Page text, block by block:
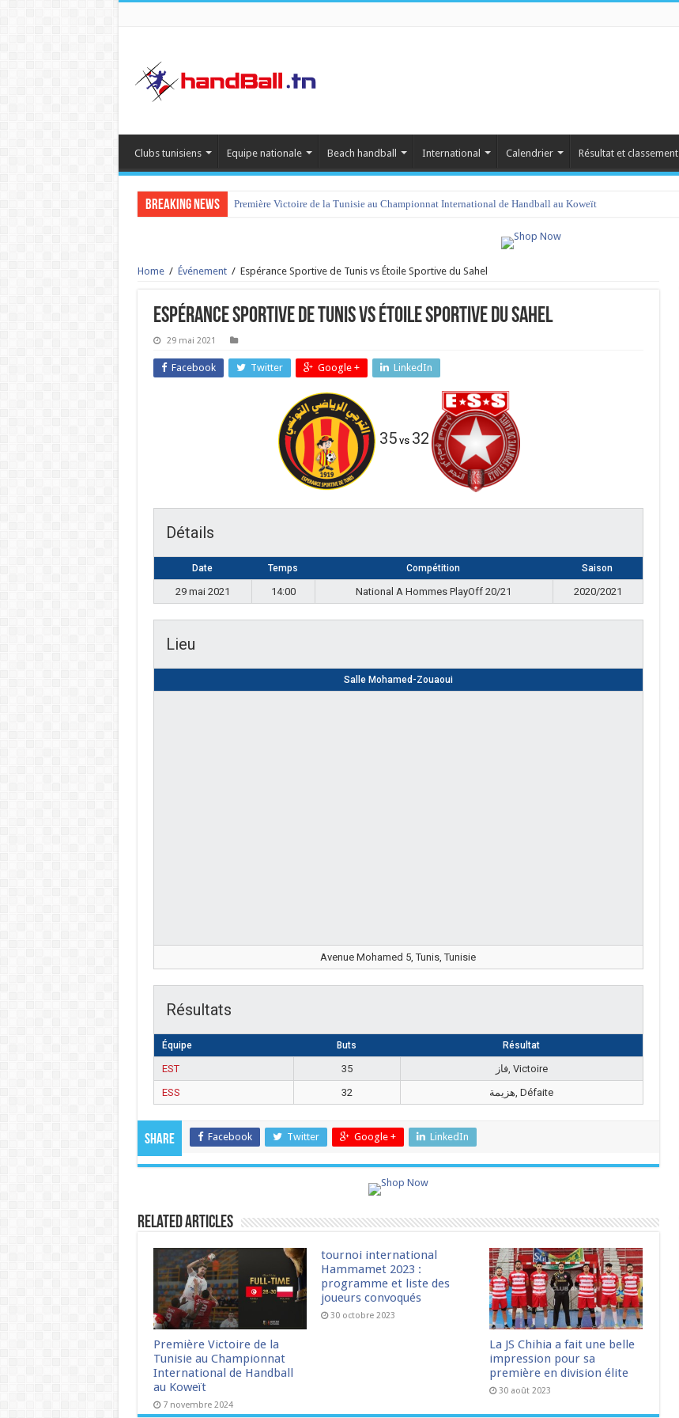
Clubs tunisiens Equipe nationale Beach handball International Calendrier Résultat et classement
Breaking News Première Victoire de la Tunisie au Championnat International de Handball au Koweït
Home / Événement / Espérance Sportive de Tunis vs Étoile Sportive du Sahel
Espérance Sportive de Tunis vs Étoile Sportive du Sahel
29 mai 2021
Facebook Twitter Google + LinkedIn
35 vs 32
Détails
Date Temps Compétition Saison
29 mai 2021 14:00 National A Hommes PlayOff 20/21 2020/2021
Lieu
Salle Mohamed-Zouaoui
Avenue Mohamed 5, Tunis, Tunisie
Résultats
Équipe Buts Résultat
EST 35
فاز, Victoire
ESS
32 هزيمة, Défaite
Share Facebook Twitter Google + LinkedIn
Related Articles
Première Victoire de la
Tunisie au Championnat
International de Handball
au Koweït
7 novembre 2024
tournoi international
Hammamet 2023 :
programme et liste des
joueurs convoqués
30 octobre 2023
La JS Chihia a fait une belle
impression pour sa
première en division élite
30 août 2023